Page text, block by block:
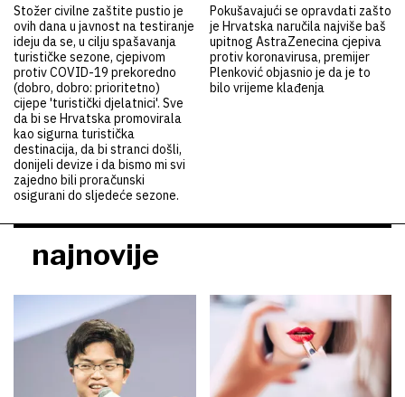
Stožer civilne zaštite pustio je
ovih dana u javnost na testiranje
ideju da se, u cilju spašavanja
turističke sezone, cjepivom
protiv COVID-19 prekoredno
(dobro, dobro: prioritetno)
cijepe 'turistički djelatnici'. Sve
da bi se Hrvatska promovirala
kao sigurna turistička
destinacija, da bi stranci došli,
donijeli devize i da bismo mi svi
zajedno bili proračunski
osigurani do sljedeće sezone.
Pokušavajući se opravdati zašto
je Hrvatska naručila najviše baš
upitnog AstraZenecina cjepiva
protiv koronavirusa, premijer
Plenković objasnio je da je to
bilo vrijeme klađenja
najnovije